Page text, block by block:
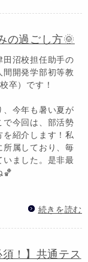
の過ごし方🌞
田沼校担任助手の
開発学部初等教
卒）です！
、今年も暑い夏が
で今回は、部活勢
を紹介します！私
所属しており、毎
いました。是非最
🏀
続きを読む
須！】共通テス